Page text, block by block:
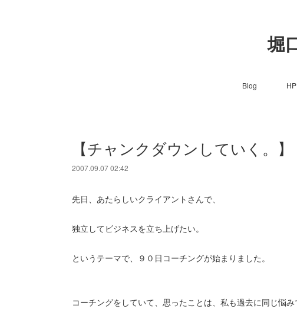
堀
Blog HP
【チャンクダウンしていく。】
2007.09.07 02:42
先日、あたらしいクライアントさんで、
独立してビジネスを立ち上げたい。
というテーマで、９０日コーチングが始まりました。
コーチングをしていて、思ったことは、私も過去に同じ悩み